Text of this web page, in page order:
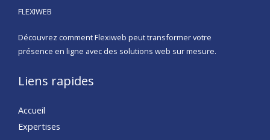
FLEXIWEB
Découvrez comment Flexiweb peut transformer votre
présence en ligne avec des solutions web sur mesure.
Liens rapides
Accueil
Expertises